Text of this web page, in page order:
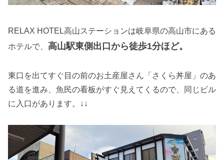
RELAX HOTEL高山ステーションは岐阜県の高山市にある
ホテルで、 高山駅東側出口から徒歩1分ほど。
東口を出てすぐ目の前のお土産屋さん「さくら丼屋」のあ
る道を進み、魚民の看板がすぐ見えてくるので、同じビル
に入口があります。↓↓